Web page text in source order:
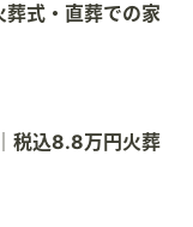
式・直葬での家
税込8.8万円火葬